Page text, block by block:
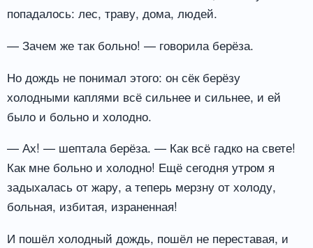
попадалось: лес, траву, дома, людей.
— Зачем же так больно! — говорила берёза.
Но дождь не понимал этого: он сёк берёзу
холодными каплями всё сильнее и сильнее, и ей
было и больно и холодно.
— Ах! — шептала берёза. — Как всё гадко на свете!
Как мне больно и холодно! Ещё сегодня утром я
задыхалась от жару, а теперь мерзну от холоду,
больная, избитая, израненная!
И пошёл холодный дождь, пошёл не переставая, и